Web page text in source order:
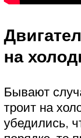
на
Бывают
троит на
убедились,